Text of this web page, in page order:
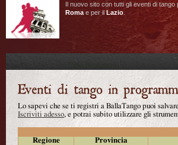
Il nuovo sito con tutti gli eventi di tango
Roma e per il Lazio
Lo sapevi che se ti registri a BallaTango puoi
Iscriviti adesso, e potrai subito utilizzare gli
Regione
Provincia